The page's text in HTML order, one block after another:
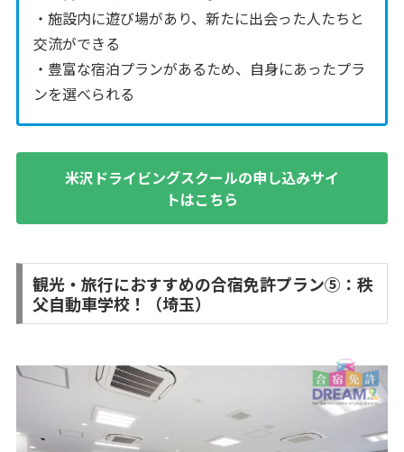
・施設内に遊び場があり、新たに出会った人たちと
交流ができる
・豊富な宿泊プランがあるため、自身にあったプラ
ンを選べられる
米沢ドライビングスクールの申し込みサイ
トはこちら
観光・旅行におすすめの合宿免許プラン⑤：秩
父自動車学校！（埼玉）